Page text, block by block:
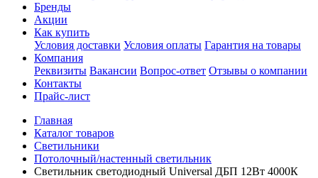
Бренды
Акции
Как купить
Условия доставки Условия оплаты Гарантия на товары
Компания
Реквизиты Вакансии Вопрос-ответ Отзывы о компании
Контакты
Прайс-лист
Главная
Каталог товаров
Светильники
Потолочный/настенный светильник
Светильник светодиодный Universal ДБП 12Вт 4000К